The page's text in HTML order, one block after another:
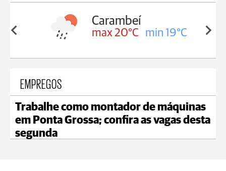
19°C
Carambeí
max 20°C min 19°C
EMPREGOS
Trabalhe como montador de máquinas
em Ponta Grossa; confira as vagas desta
segunda